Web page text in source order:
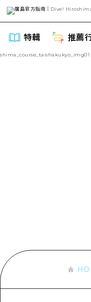
特輯 推薦
購物
運動
夜晚
答對了
美北
藝北
有用的
列表